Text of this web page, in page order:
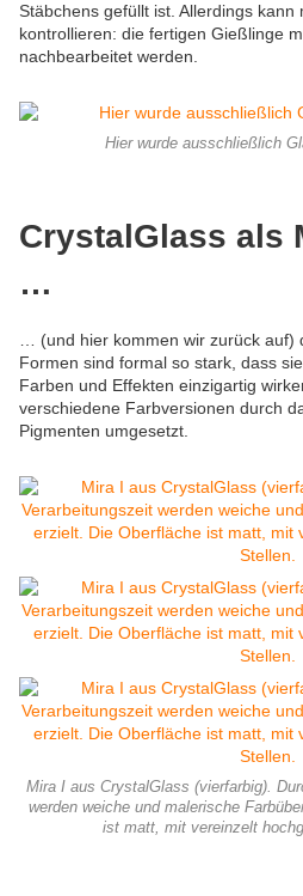
Stäbchens gefüllt ist. Allerdings kann
kontrollieren: die fertigen Gießlinge
nachbearbeitet werden.
Hier wurde ausschließlich
CrystalGlass als
…
… (und hier kommen wir zurück auf)
Formen sind formal so stark, dass
Farben und Effekten einzigartig
verschiedene Farbversionen durch
Pigmenten umgesetzt.
Mira I aus CrystalGlass (vierfarbig).
werden weiche und malerische
ist matt, mit vereinzelt